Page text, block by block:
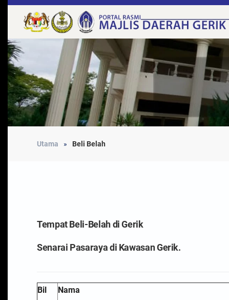
Utama Beli Belah
Tempat Beli-Belah di Gerik
Senarai Pasaraya di Kawasan Gerik.
Bil Nama